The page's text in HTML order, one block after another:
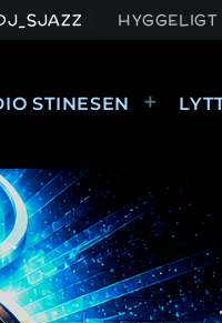
KUNNE VÆRE
STINESEN